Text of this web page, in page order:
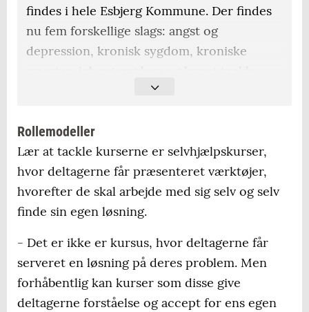
findes i hele Esbjerg Kommune. Der findes
nu fem forskellige slags: angst og
depression, kronisk sygdom, kroniske
hverdagen som pårørende. Derudover
kursus for unge mellem 15 og 25, samt et
angst og depression online kursus.I Ribe er
der i foråret kurser i Lær at tackle angst og
depression samt et Lær at tackle kroniske
smerter. Tilmelding og mere information
Cathrine Omann på 76163441 eller
latkursus@esbjergkommune.dk
Rollemodeller
Lær at tackle kurserne er selvhjælpskurser,
hvor deltagerne får præsenteret værktøjer,
hvorefter de skal arbejde med sig selv og selv
finde sin egen løsning.
- Det er ikke er kursus, hvor deltagerne får
serveret en løsning på deres problem. Men
forhåbentlig kan kurser som disse give
deltagerne forståelse og accept for ens egen